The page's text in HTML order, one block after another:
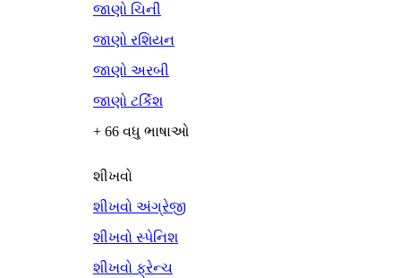
જાણો ચિની
જાણો રશિયન
જાણો અરબી
જાણો ટર્કિશ
+ 66 વધુ ભાષાઓ
શીખવો
શીખવો અંગ્રેજી
શીખવો સ્પેનિશ
શીખવો ફ્રેન્ચ